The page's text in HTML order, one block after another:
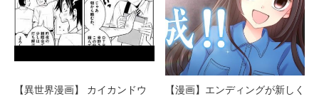
【異世界漫画】 カイカンドウ
【漫画】エンディングが新しく